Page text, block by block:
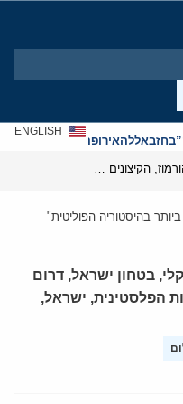
חזבאללהאירופהאנטישמיות
ENGLISH
בהיסטוריה הפוליטית"
, בטחון ישראל, דרום
הפלסטינית, ישראל,